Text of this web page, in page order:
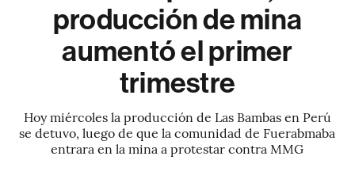
producción de mina
aumentó el primer
trimestre
Hoy miércoles la producción de Las Bambas en Perú
se detuvo, luego de que la comunidad de Fuerabmaba
entrara en la mina a protestar contra MMG